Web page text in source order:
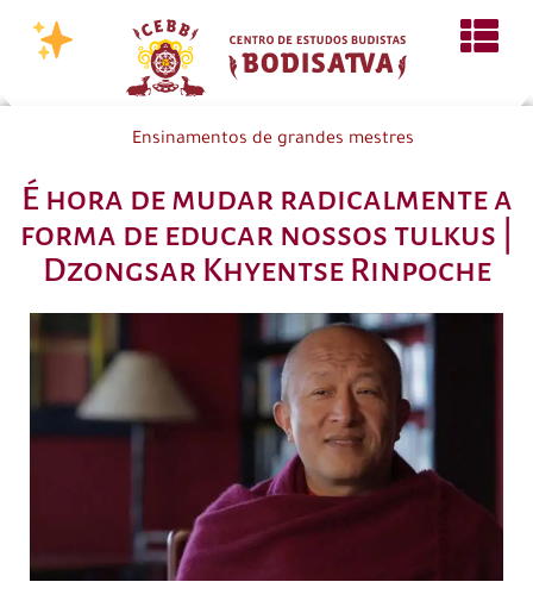
Ensinamentos de grandes mestres
É hora de mudar radicalmente a
forma de educar nossos tulkus |
Dzongsar Khyentse Rinpoche